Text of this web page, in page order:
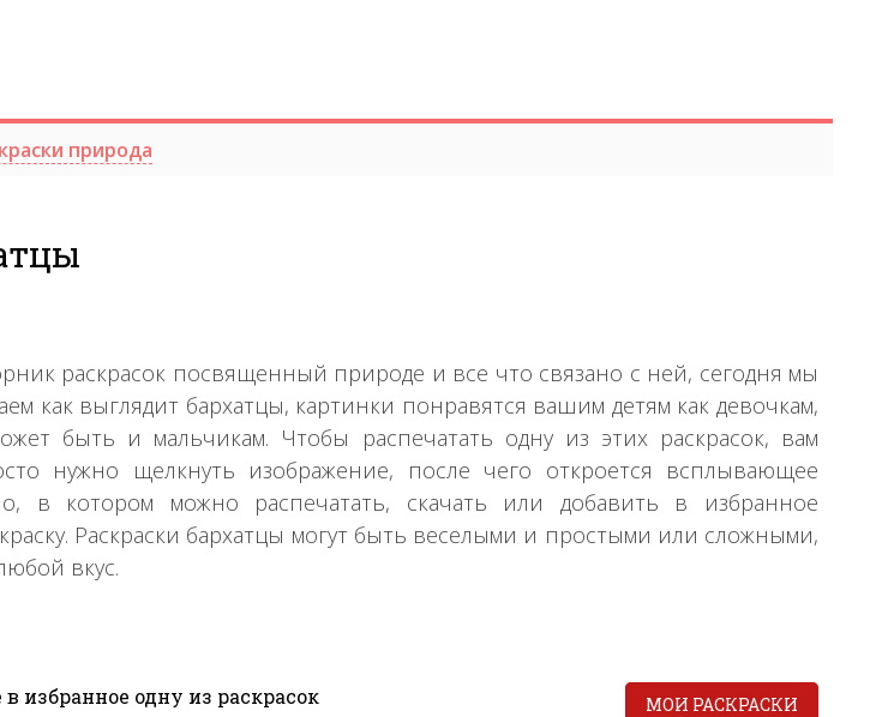
природа
раскрасок посвященный природе и все что связано с ней, сегодня мы
как выглядит бархатцы, картинки понравятся вашим детям как девочкам,
быть и мальчикам. Чтобы распечатать одну из этих раскрасок, вам
нужно щелкнуть изображение, после чего откроется всплывающее
в котором можно распечатать, скачать или добавить в избранное
Раскраски бархатцы могут быть веселыми и простыми или сложными,
вкус.
избранное одну из раскрасок МОИ РАСКРАСКИ